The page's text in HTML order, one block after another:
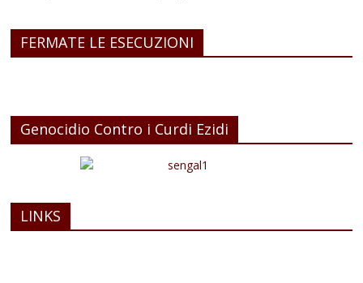
FERMATE LE ESECUZIONI
Genocidio Contro i Curdi Ezidi
LINKS